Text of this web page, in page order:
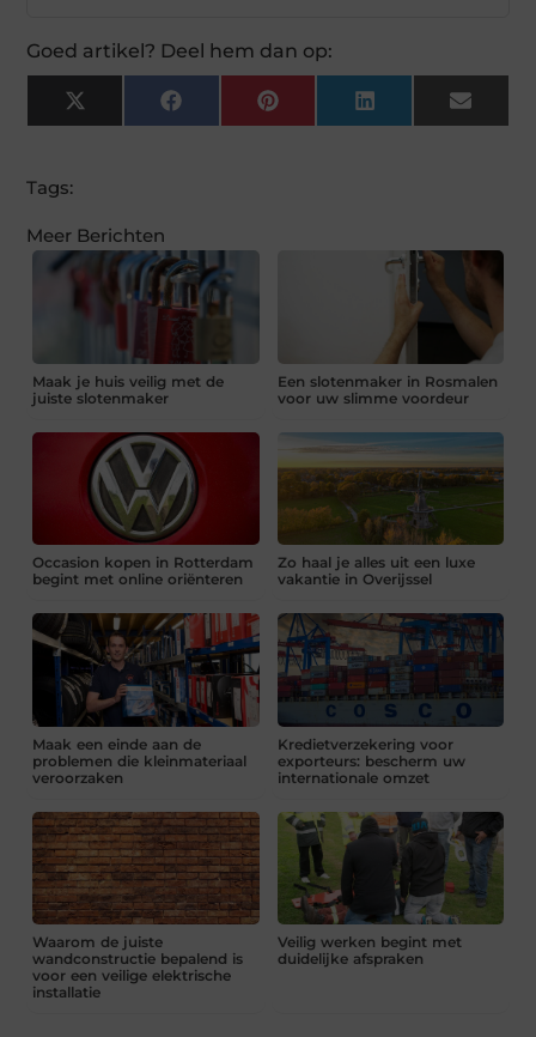
Goed artikel? Deel hem dan op:
X
(Twitter)
FacebookPinterest LinkedIn Email
Tags:
Meer Berichten
Maak je huis veilig met de
juiste slotenmaker
Een slotenmaker in Rosmalen
voor uw slimme voordeur
Occasion kopen in Rotterdam
begint met online oriënteren
Zo haal je alles uit een luxe
vakantie in Overijssel
Maak een einde aan de
problemen die kleinmateriaal
veroorzaken
Kredietverzekering voor
exporteurs: bescherm uw
internationale omzet
Waarom de juiste
wandconstructie bepalend is
voor een veilige elektrische
installatie
Veilig werken begint met
duidelijke afspraken